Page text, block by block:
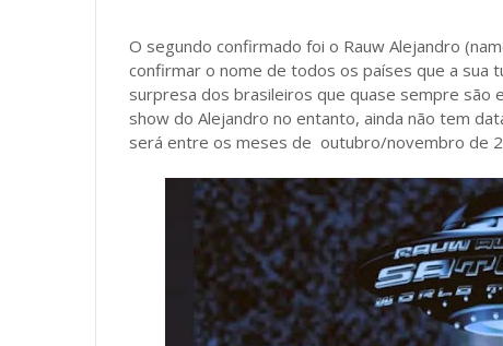
O segundo confirmado foi o Rauw Alejandro
confirmar o nome de todos os países que a sua
surpresa dos brasileiros que quase sempre são
show do Alejandro no entanto, ainda não tem
será entre os meses de outubro/novembro de